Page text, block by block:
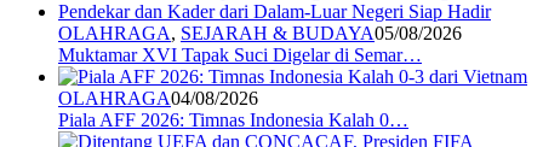
OLAHRAGA, SEJARAH & BUDAYA05/08/2026
Muktamar XVI Tapak Suci Digelar di Semar…
OLAHRAGA04/08/2026
Piala AFF 2026: Timnas Indonesia Kalah 0…